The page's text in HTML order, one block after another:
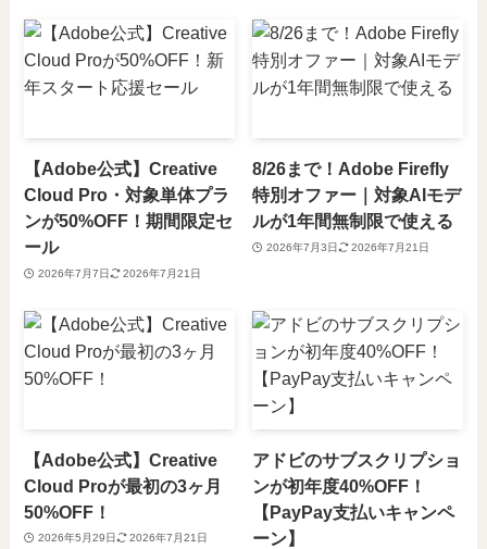
【Adobe公式】Creative
Cloud Pro・対象単体プラ
ンが50%OFF！期間限定セ
ール
2026年7月7日 2026年7月21日
8/26まで！Adobe Firefly
特別オファー｜対象AIモデ
ルが1年間無制限で使える
2026年7月3日 2026年7月21日
【Adobe公式】Creative
Cloud Proが最初の3ヶ月
50%OFF！
2026年5月29日 2026年7月21日
アドビのサブスクリプショ
ンが初年度40%OFF！
【PayPay支払いキャンペ
ーン】